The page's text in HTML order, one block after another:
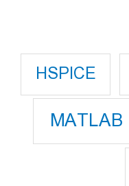
HSPICE
MATLAB